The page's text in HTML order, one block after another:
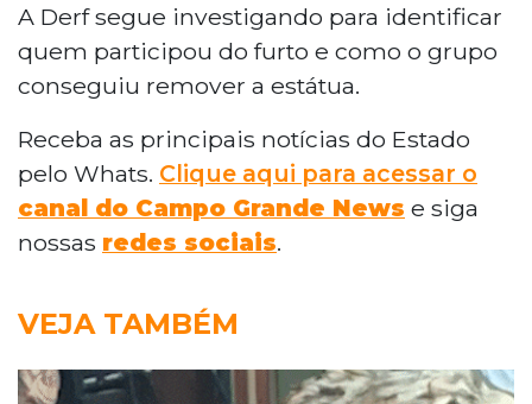
A Derf segue investigando para identificar
quem participou do furto e como o grupo
conseguiu remover a estátua.
Receba as principais notícias do Estado
pelo Whats. Clique aqui para acessar o
canal do Campo Grande News e siga
nossas redes sociais.
VEJA TAMBÉM